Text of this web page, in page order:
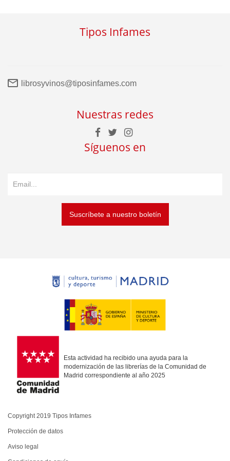
Tipos Infames
librosyvinos@tiposinfames.com
Nuestras redes
Síguenos en
Suscríbete a nuestro boletín
Esta actividad ha recibido una ayuda para la
modernización de las librerías de la Comunidad de
Madrid correspondiente al año 2025
Copyright 2019 Tipos Infames
Protección de datos
Aviso legal